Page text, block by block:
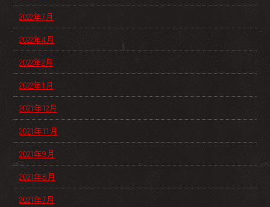
2022年7月
2022年4月
2022年2月
2022年1月
2021年12月
2021年11月
2021年9月
2021年8月
2021年7月